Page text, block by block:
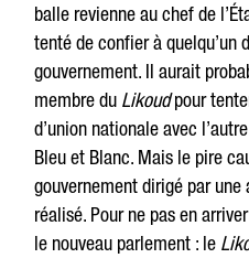
balle revienne au chef de
tenté de confier à quelqu’un
gouvernement. Il aurait
membre du Likoudpour
d’union nationale avec
Bleu et Blanc. Mais le pire
gouvernement dirigé par une
réalisé. Pour ne pas en
le nouveau parlement : le